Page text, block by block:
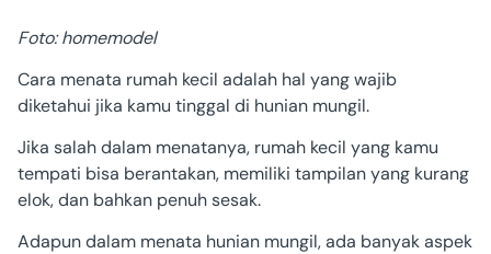
Foto: homemodel
Cara menata rumah kecil adalah hal yang wajib
diketahui jika kamu tinggal di hunian mungil.
Jika salah dalam menatanya, rumah kecil yang kamu
tempati bisa berantakan, memiliki tampilan yang kurang
elok, dan bahkan penuh sesak.
Adapun dalam menata hunian mungil, ada banyak aspek